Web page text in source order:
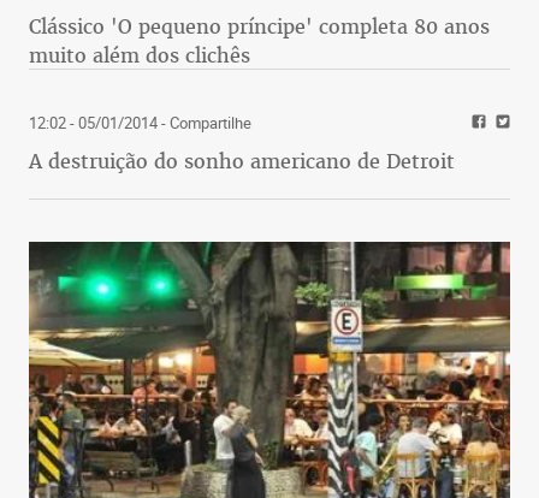
Clássico 'O pequeno príncipe' completa 80 anos
muito além dos clichês
12:02 - 05/01/2014- Compartilhe
A destruição do sonho americano de Detroit